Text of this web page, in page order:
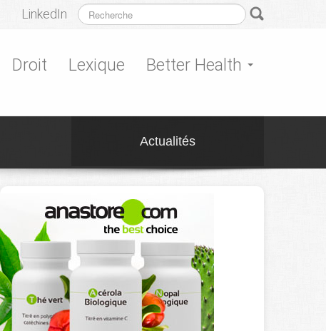
LinkedIn
Droit Lexique Better Health
Actualités